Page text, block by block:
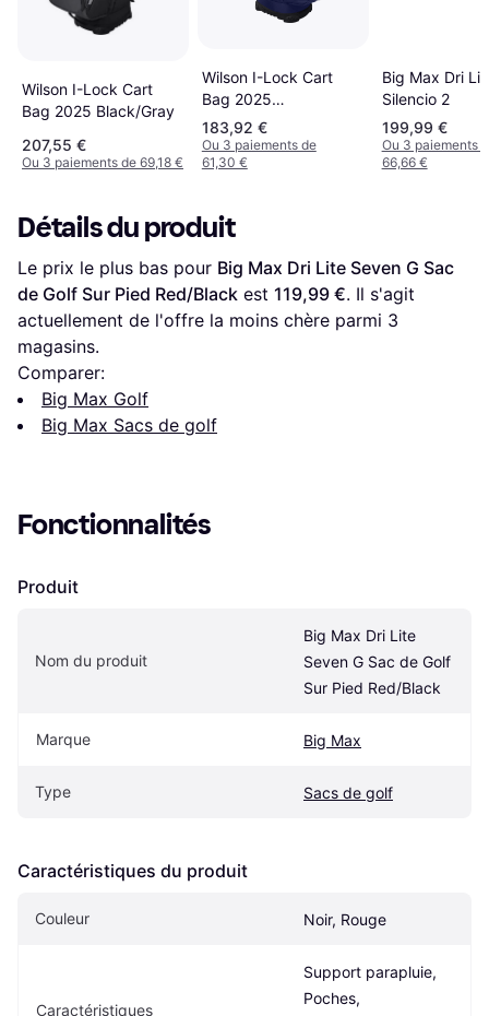
Wilson I-Lock Cart
Bag 2025 Black/Gray
207,55 €
Ou 3 paiements de 69,18 €
Wilson I-Lock Cart
Bag 2025
Navy/White/Red
183,92 €
Ou 3 paiements de
61,30 €
Big Max Dri
Silencio 2
199,99 €
Ou 3 paiements
66,66 €
Détails du produit
Le prix le plus bas pour Big Max Dri Lite Seven G Sac
de Golf Sur Pied Red/Black est 119,99 €. Il s'agit
actuellement de l'offre la moins chère parmi 3
magasins.
Comparer:
Big Max Golf
Big Max Sacs de golf
Fonctionnalités
Produit
Nom du produit
Big Max Dri Lite
Seven G Sac de Golf
Sur Pied Red/Black
Marque Big Max
Type Sacs de golf
Caractéristiques du produit
Couleur Noir, Rouge
Caractéristiques
Support parapluie,
Poches,